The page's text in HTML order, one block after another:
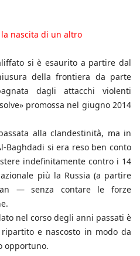
nascita di un altro
si è esaurito a partire dal
della frontiera da parte
dagli attacchi violenti
promossa nel giugno 2014
alla clandestinità, ma in
Baghdadi si era reso ben conto
indefinitamente contro i 14
più la Russia (a partire
— senza contare le forze
nel corso degli anni passati è
e nascosto in modo da
opportuno.